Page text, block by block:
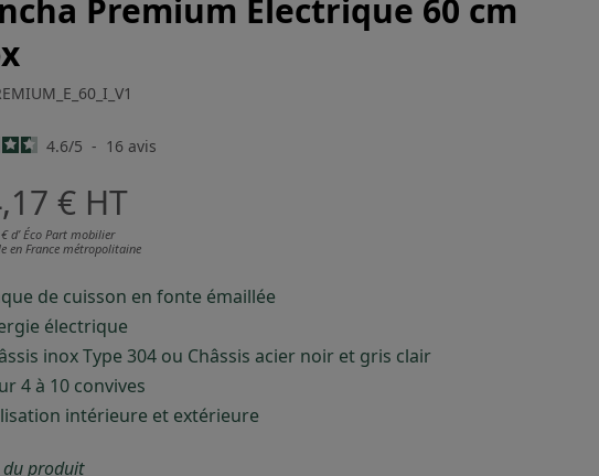
Premium Électrique 60 cm
4.6/5 - 16 avis
€ HT
d’ Éco Part mobilier
en France métropolitaine
de cuisson en fonte émaillée
électrique
inox Type 304 ou Châssis acier noir et gris clair
4 à 10 convives
intérieure et extérieure
produit